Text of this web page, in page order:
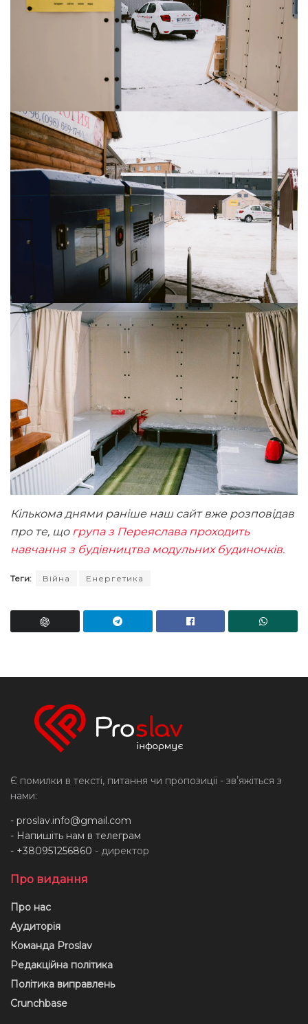
Кількома днями раніше наш сайт вже розповідав
про те, що група з Переяслава проходить
навчання з будівництва модульних будиночків.
Теги: Війна Енергетика
Є помилки в тексті, питання чи пропозиції - звʼяжіться з
нами:
- proslav.info@gmail.com
- Напишіть нам в телеграм
- +380951256860 - директор
Про видання
Про нас
Аудиторія
Команда Proslav
Редакційна політика
Політика виправлень
Crunchbase